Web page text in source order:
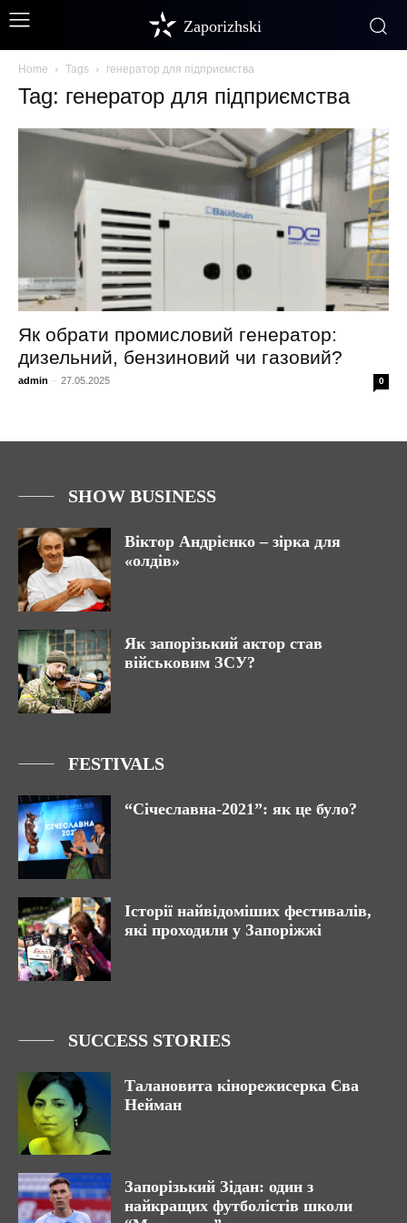
Zaporizhski
Home Tags генератор для підприємства
Tag: генератор для підприємства
Як обрати промисловий генератор:
дизельний, бензиновий чи газовий?
admin - 27.05.2025 0
SHOW BUSINESS
Віктор Андрієнко – зірка для
«олдів»
Як запорізький актор став
військовим ЗСУ?
FESTIVALS
“Січеславна-2021”: як це було?
Історії найвідоміших фестивалів,
які проходили у Запоріжжі
SUCCESS STORIES
Талановита кінорежисерка Єва
Нейман
Запорізький Зідан: один з
найкращих футболістів школи